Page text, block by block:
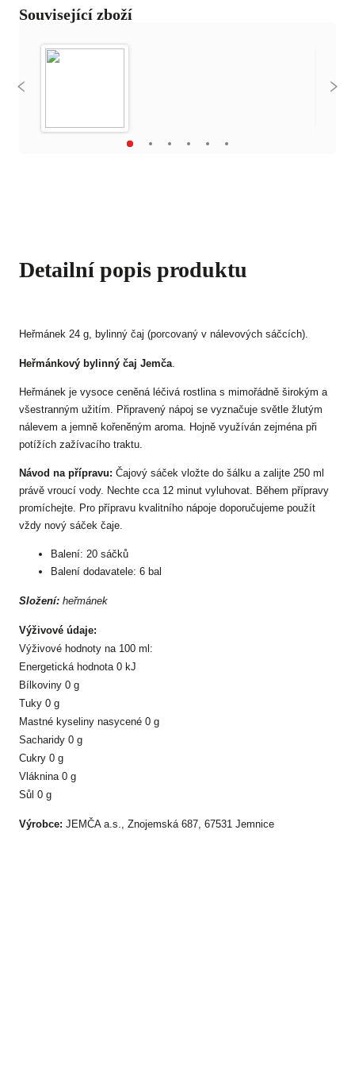
Související zboží
Detailní popis produktu
Heřmánek 24 g, bylinný čaj (porcovaný v nálevových sáčcích).
Heřmánkový bylinný čaj Jemča.
Heřmánek je vysoce ceněná léčivá rostlina s mimořádně širokým a
všestranným užitím. Připravený nápoj se vyznačuje světle žlutým
nálevem a jemně kořeněným aroma. Hojně využíván zejména při
potížích zažívacího traktu.
Návod na přípravu: Čajový sáček vložte do šálku a zalijte 250 ml
právě vroucí vody. Nechte cca 12 minut vyluhovat. Během přípravy
promíchejte. Pro přípravu kvalitního nápoje doporučujeme použít
vždy nový sáček čaje.
Balení: 20 sáčků
Balení dodavatele: 6 bal
Složení: heřmánek
Výživové údaje:
Výživové hodnoty na 100 ml:
Energetická hodnota 0 kJ
Bílkoviny 0 g
Tuky 0 g
Mastné kyseliny nasycené 0 g
Sacharidy 0 g
Cukry 0 g
Vláknina 0 g
Sůl 0 g
Výrobce: JEMČA a.s., Znojemská 687, 67531 Jemnice